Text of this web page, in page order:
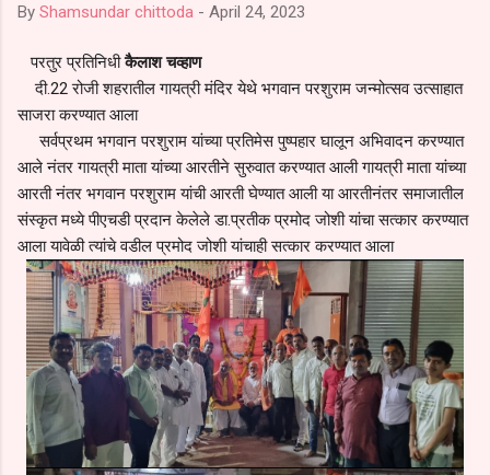
परतूर यांनाही पाठविण्यात आल्या असून प्रशासन याबाबत काय निर्णय घेते, याकडे
पालकांचे लक्ष लागले आहे. या न...
By Shamsundar chittoda - April 24, 2023
परतुर प्रतिनिधीकैलाश चव्हाण
दी.22 रोजी शहरातील गायत्री मंदिर येथे भगवान परशुराम जन्मोत्सव उत्साहात
साजरा करण्यात आला
सर्वप्रथम भगवान परशुराम यांच्या प्रतिमेस पुष्पहार घालून अभिवादन करण्यात
आले नंतर गायत्री माता यांच्या आरतीने सुरुवात करण्यात आली गायत्री माता यांच्या
आरती नंतर भगवान परशुराम यांची आरती घेण्यात आली या आरतीनंतर समाजातील
संस्कृत मध्ये पीएचडी प्रदान केलेले डा.प्रतीक प्रमोद जोशी यांचा सत्कार करण्यात
आला यावेळी त्यांचे वडील प्रमोद जोशी यांचाही सत्कार करण्यात आला